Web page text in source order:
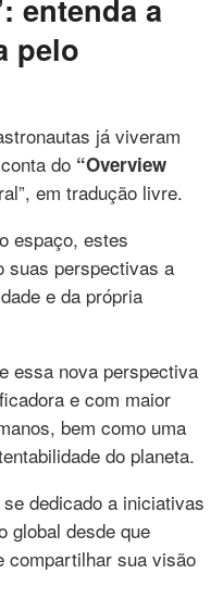
entenda a
pelo
já viveram
do “Overview
em tradução livre.
espaço, estes
suas perspectivas a
e da própria
essa nova perspectiva
e com maior
bem como uma
do planeta.
dedicado a iniciativas
global desde que
compartilhar sua visão